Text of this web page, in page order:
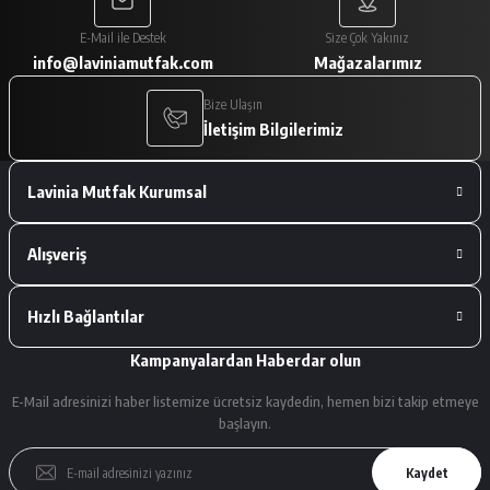
Paketleme çok iyiydi. Ürünler tam
istediğimiz gibiydi.
A... V... | 29/01/2026
Deneyimini Paylaş
E-Mail ile Destek
info@laviniamutfak.com
Size Çok Yakınız
Mağazalarımız
Bize Ulaşın
İletişim Bilgilerimiz
Lavinia Mutfak Kurumsal
Alışveriş
Hızlı Bağlantılar
Kampanyalardan Haberdar olun
E-Mail adresinizi haber listemize ücretsiz kaydedin, hemen bizi takip etmeye
başlayın.
Kaydet